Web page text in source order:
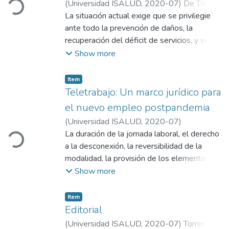
(Universidad ISALUD, 2020-07) De Titto,
Ernesto;Savino, Atilio
La situación actual exige que se privilegie
ante todo la prevención de daños, la
recuperación del déficit de servicios, y se
prevengan enfermedades, discapacidades y
ambiental en las estructuras del Estado y
en las políticas de gobierno es el camino.
Show more
Loading...
Item
Teletrabajo: Un marco jurídico para
el nuevo empleo postpandemia
(Universidad ISALUD, 2020-07)
La duración de la jornada laboral, el derecho
a la desconexión, la reversibilidad de la
modalidad, la provisión de los elementos de
trabajo y la compensación de gastos son
la primera legislación laboral específica
aprobada en el Congreso.
Show more
Item
Editorial
(Universidad ISALUD, 2020-07)Torres,